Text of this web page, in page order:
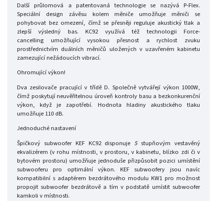
Další průlomová a patentovaná technologie se nazývá P-Flex.
Speciální design závěsu kolem měniče umožňuje měniči se
pohybovat bez omezení, čímž se přesněji reguluje akustický tlak a
zlepší výsledný bas. KC92 využívá též technologii Force-
cancelling umožňující vysokou přesnost a rychlost zvuku
prostřednictvím duálních měničů uložených v uzavřeném kabinetu
zamezující nežádoucích vibrací.
Ohromující výkon!
Dva zesilovače pracující v třídě D. Společně vytvářejí výkon 1000W,
čímž poskytují neuvěřitelnou úroveň kontroly basu a bezkonkurenční
výkon, když je zapotřebí. Hodnota hladiny akustického tlaku
umožňuje 110 dB.
Jednoduché nastavení
Špičkový subwoofer KEF KC92 disponuje5stupňovým vestavěný
ekvalizérem (v rohu místnosti, v prostoru, v kabinetu, blízko zdi či v
bytovém prostoru) umožňuje jednoduše přizpůsobit pozici umístění
subwooferu pro optimální výkon. KEF subwoofery jsou navíc
kompatibilní s adaptérem bezdrátového modulu KW1 pro možnost
propojit subwoofer bezdrátově a tím v podstatě umístit subwoofer
kamkoli v místnosti.